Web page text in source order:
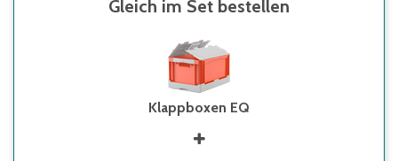
Gleich im Set bestellen
Klappboxen EQ